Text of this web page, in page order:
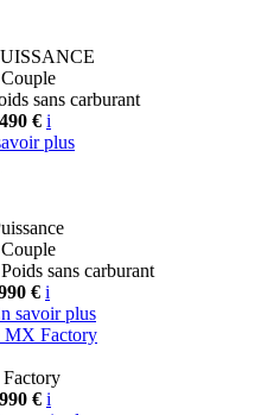
Couple
sans carburant
€ i
plus
Couple
Poids sans carburant
€ i
savoir plus
MX Factory
€ i